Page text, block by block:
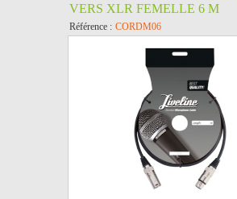
VERS XLR FEMELLE 6 M
Référence : CORDM06